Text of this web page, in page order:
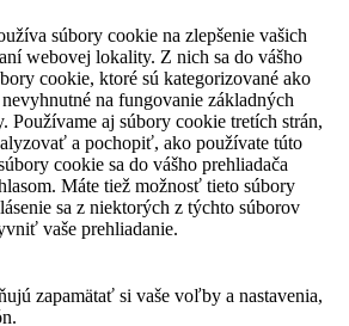
súbory cookie na zlepšenie vašich
webovej lokality. Z nich sa do vášho
cookie, ktoré sú kategorizované ako
na fungovanie základných
Používame aj súbory cookie tretích strán,
a pochopiť, ako používate túto
cookie sa do vášho prehliadača
Máte tiež možnosť tieto súbory
sa z niektorých z týchto súborov
vaše prehliadanie.
zapamätať si vaše voľby a nastavenia,